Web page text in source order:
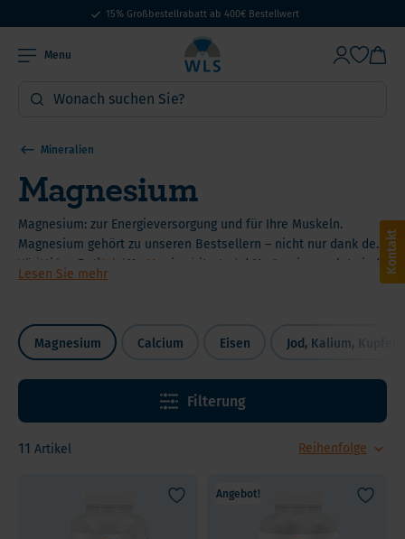
15% Großbestellrabatt ab 400€ Bestellwert
Menu
Mineralien
Magnesium
Magnesium: zur Energieversorgung und für Ihre Muskeln.
Magnesium gehört zu unseren Bestsellern – nicht nur dank des
günstigen Preises. Magnesiumcitrat und Magnesiummalat sind
beide hoch resorbierbar und bei unseren Kunden sehr beliebt.
Weiterlesen: Welches Magnesium und wann?
Lesen Sie mehr
11 Artikel
Angebot!
Calcium
Magnesium Eisen Jod, Kalium, Kupfer,
Filterung
Kontakt